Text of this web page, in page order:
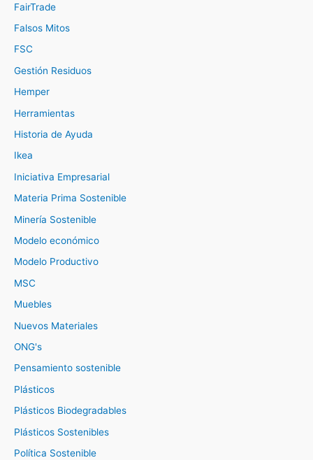
FairTrade
Falsos Mitos
FSC
Gestión Residuos
Hemper
Herramientas
Historia de Ayuda
Ikea
Iniciativa Empresarial
Materia Prima Sostenible
Minería Sostenible
Modelo económico
Modelo Productivo
MSC
Muebles
Nuevos Materiales
ONG's
Pensamiento sostenible
Plásticos
Plásticos Biodegradables
Plásticos Sostenibles
Política Sostenible